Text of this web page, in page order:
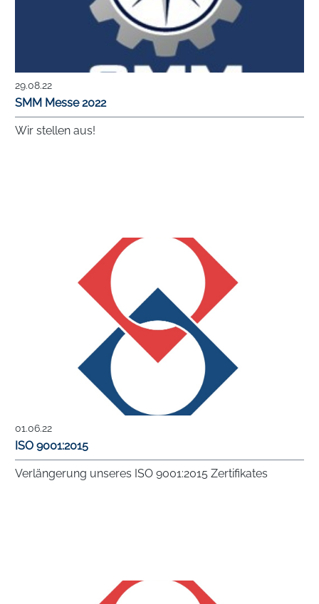
29.08.22
SMM Messe 2022
Wir stellen aus!
01.06.22
ISO 9001:2015
Verlängerung unseres ISO 9001:2015 Zertifikates